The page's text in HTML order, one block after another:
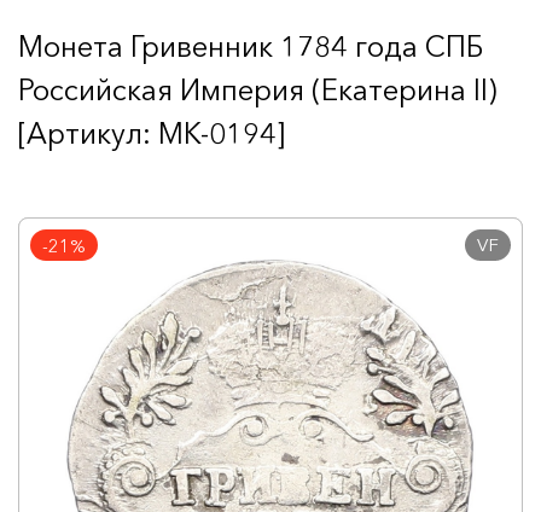
Монета Гривенник 1784 года СПБ
Российская Империя (Екатерина II)
[Артикул: MK-0194]
-21% VF